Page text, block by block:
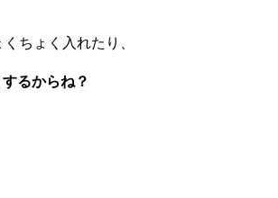
ちょく入れたり、
るからね？